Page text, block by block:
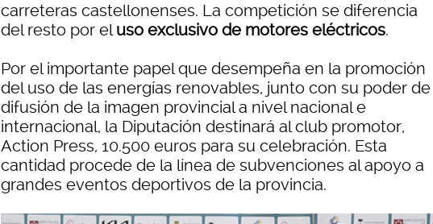
carreteras castellonenses. La competición se diferencia
del resto por eluso exclusivo de motores eléctricos.
Por el importante papel que desempeña en la promoción
del uso de las energías renovables, junto con su poder de
difusión de la imagen provincial a nivel nacional e
internacional, la Diputación destinará al club promotor,
Action Press, 10.500 euros para su celebración. Esta
cantidad procede de la línea de subvenciones al apoyo a
grandes eventos deportivos de la provincia.